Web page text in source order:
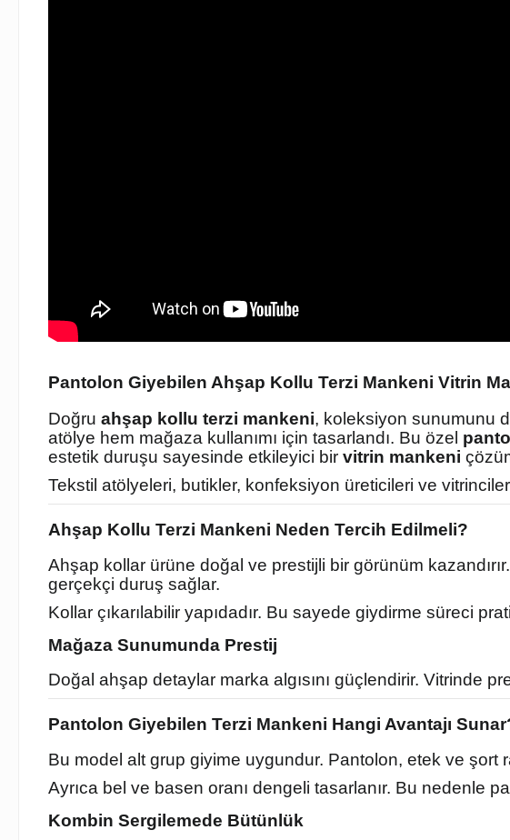
Pantolon Giyebilen Ahşap Kollu Terzi Mankeni Vitrin
Doğru ahşap kollu terzi mankeni, koleksiyon sunumunu
atölye hem mağaza kullanımı için tasarlandı. Bu özel
estetik duruşu sayesinde etkileyici bir vitrin mankeni
Tekstil atölyeleri, butikler, konfeksiyon üreticileri ve
Ahşap Kollu Terzi Mankeni Neden Tercih Edilmeli?
Ahşap kollar ürüne doğal ve prestijli bir görünüm
gerçekçi duruş sağlar.
Kollar çıkarılabilir yapıdadır. Bu sayede giydirme süreci
Mağaza Sunumunda Prestij
Doğal ahşap detaylar marka algısını güçlendirir. Vitrinde
Pantolon Giyebilen Terzi Mankeni Hangi Avantajı
Bu model alt grup giyime uygundur. Pantolon, etek ve şort
Ayrıca bel ve basen oranı dengeli tasarlanır. Bu nedenle
Kombin Sergilemede Bütünlük